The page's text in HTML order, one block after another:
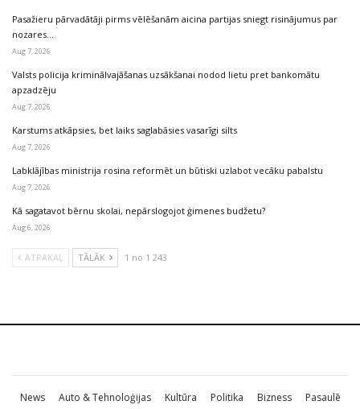
Pasažieru pārvadātāji pirms vēlēšanām aicina partijas sniegt risinājumus par
nozares…
Aug 7, 2026
Valsts policija kriminālvajāšanas uzsākšanai nodod lietu pret bankomātu
apzadzēju
Aug 7, 2026
Karstums atkāpsies, bet laiks saglabāsies vasarīgi silts
Aug 7, 2026
Labklājības ministrija rosina reformēt un būtiski uzlabot vecāku pabalstu
Aug 7, 2026
Kā sagatavot bērnu skolai, nepārslogojot ģimenes budžetu?
Aug 6, 2026
ATPAKAĻ TĀLĀK 1 no 1 243
News Auto & Tehnoloģijas Kultūra Politika Bizness Pasaulē